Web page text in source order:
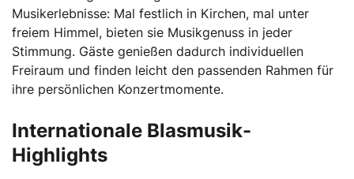
Musikerlebnisse: Mal festlich in Kirchen, mal unter
freiem Himmel, bieten sie Musikgenuss in jeder
Stimmung. Gäste genießen dadurch individuellen
Freiraum und finden leicht den passenden Rahmen für
ihre persönlichen Konzertmomente.
Internationale Blasmusik-
Highlights